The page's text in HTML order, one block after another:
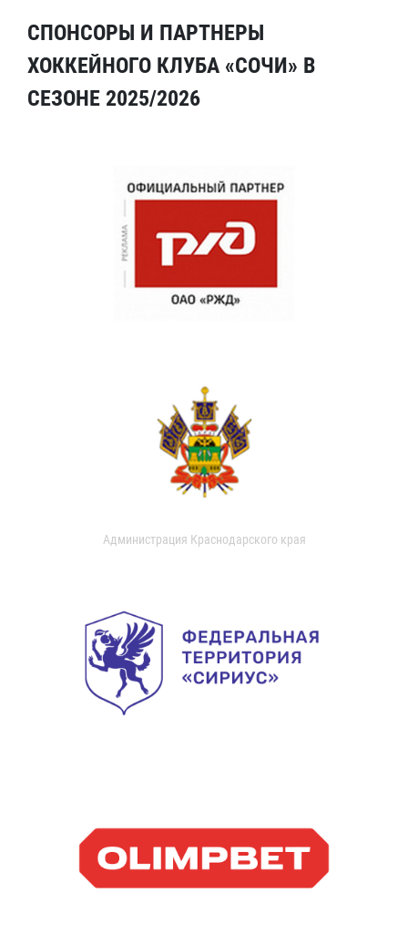
СПОНСОРЫ И ПАРТНЕРЫ
ХОККЕЙНОГО КЛУБА «СОЧИ» В
СЕЗОНЕ 2025/2026
Администрация Краснодарского края